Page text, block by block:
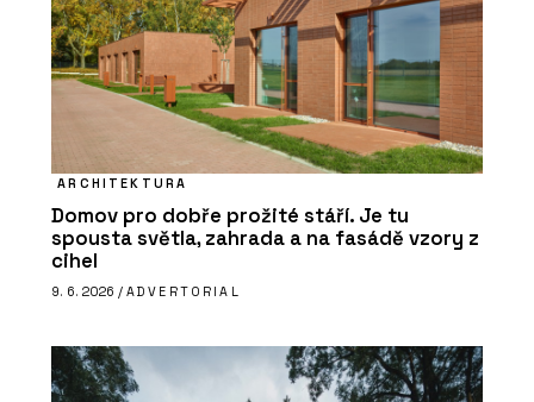
ARCHITEKTURA
Domov pro dobře prožité stáří. Je tu
spousta světla, zahrada a na fasádě vzory z
cihel
9. 6. 2026 / ADVERTORIAL